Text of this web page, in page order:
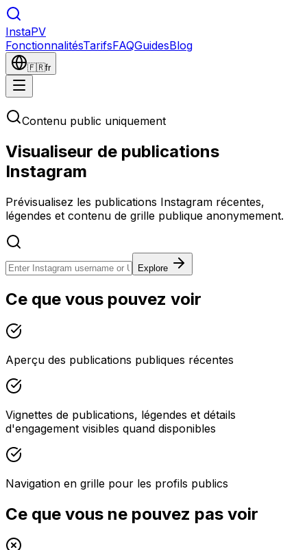
InstaPV
FonctionnalitésTarifsFAQGuidesBlog
🇫🇷fr
Contenu public uniquement
Visualiseur de publications
Instagram
Prévisualisez les publications Instagram récentes,
légendes et contenu de grille publique anonymement.
Explore
Ce que vous pouvez voir
Aperçu des publications publiques récentes
Vignettes de publications, légendes et détails
d'engagement visibles quand disponibles
Navigation en grille pour les profils publics
Ce que vous ne pouvez pas voir